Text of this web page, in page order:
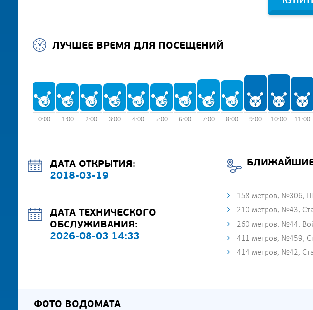
ЛУЧШЕЕ ВРЕМЯ ДЛЯ ПОСЕЩЕНИЙ
0:00 1:00 2:00 3:00 4:00 5:00 6:00 7:00 8:00 9:00 10:00 11:00
ДАТА ОТКРЫТИЯ:
2018-03-19
ДАТА ТЕХНИЧЕСКОГО
ОБСЛУЖИВАНИЯ:
2026-08-03 14:33
158 метров, №306,
210 метров, №43,
260 метров, №44,
411 метров, №459,
414 метров, №42,
ФОТО ВОДОМАТА